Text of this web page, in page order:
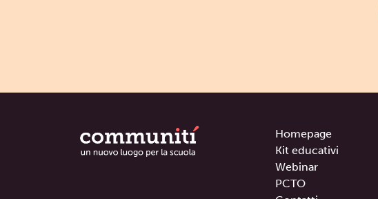
Homepage
Kit educativi
Webinar
PCTO